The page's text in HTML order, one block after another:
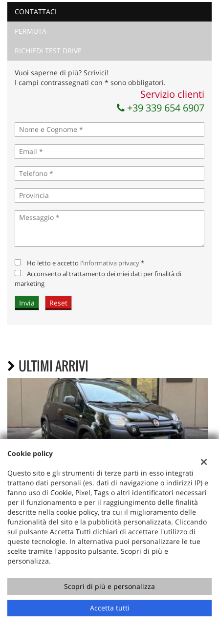
Ho letto e accettol'informativa privacy*
Acconsento al trattamento dei miei dati per finalità di
Invia la tua richiesta
CONTATTACI
PERMUTA
RICHIEDI TEST DRIVE
Vuoi saperne di più? Scrivici!
I campi contrassegnati con * sono obbligatori.
Servizio clienti
+39 339 654 6907
Ho letto e accetto l'informativa privacy*
Acconsento al trattamento dei miei dati per finalità di
marketing
ULTIMI ARRIVI
€ 12.400
FIAT
Panda Cross 1.0 FireFly S&S Hybrid
POTREBBE INTERESSARTI
Cookie policy
Questo sito e gli strumenti di terze parti in esso integrati
trattano dati personali (es. dati di navigazione o indirizzi IP) e
fanno uso di Cookie, Pixel, Tags o altri identificatori necessari
per il funzionamento e per il raggiungimento delle finalità
descritte nella cookie policy, tra cui il miglioramento delle
funzionalità del sito e la pubblicità personalizzata. Cliccando
sul pulsante Accetta Tutti dichiari di accettare l'utilizzo di
queste tecnologie. In alternativa puoi personalizzare le tue
scelte tramite l'apposito pulsante. Scopri di più e
personalizza.
Scopri di più e personalizza
Accetta tutti